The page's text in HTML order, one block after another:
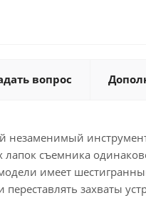
вопрос
лапок съемника
имеет
переставлять захваты